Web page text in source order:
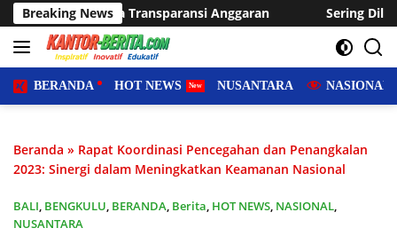
Langsung
ke
konten
Breaking News
Anggaran Sering Dilanda Genangan, Desa
BERANDA HOT NEWS NUSANTARA NASIONAL
Beranda » Rapat Koordinasi Pencegahan dan Penangkalan
2023: Sinergi dalam Meningkatkan Keamanan Nasional
BALI, BENGKULU, BERANDA, Berita, HOT NEWS, NASIONAL,
NUSANTARA